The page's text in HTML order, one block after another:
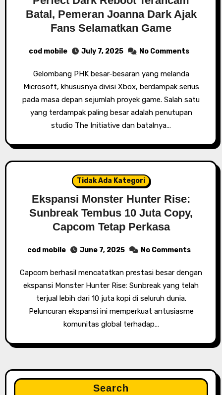
Batal, Pemeran Joanna Dark Ajak
Fans Selamatkan Game
cod mobile July 7, 2025 No Comments
Gelombang PHK besar-besaran yang melanda
Microsoft, khususnya divisi Xbox, berdampak serius
pada masa depan sejumlah proyek game. Salah satu
yang terdampak paling besar adalah penutupan
studio The Initiative dan batalnya…
Tidak Ada Kategori
Ekspansi Monster Hunter Rise:
Sunbreak Tembus 10 Juta Copy,
Capcom Tetap Perkasa
cod mobile June 7, 2025 No Comments
Capcom berhasil mencatatkan prestasi besar dengan
ekspansi Monster Hunter Rise: Sunbreak yang telah
terjual lebih dari 10 juta kopi di seluruh dunia.
Peluncuran ekspansi ini memperkuat antusiasme
komunitas global terhadap…
Search